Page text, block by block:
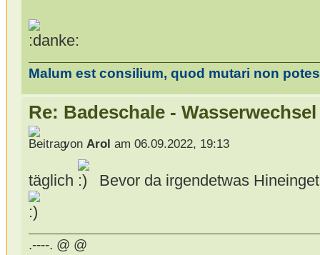
Malum est consilium, quod mutari non
Re: Badeschale - Wasserwechsel
von Arol am 06.09.2022, 19:13
täglich Bevor da irgendetwas
.----. @ @